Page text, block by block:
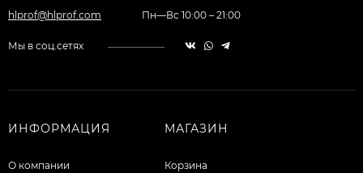
hlprof@hlprof.com Пн—Вс 10:00 – 21:00
Мы в соц.сетях
ИНФОРМАЦИЯ
О компании
МАГАЗИН
Корзина